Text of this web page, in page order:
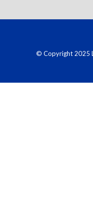
© Copyright 2025